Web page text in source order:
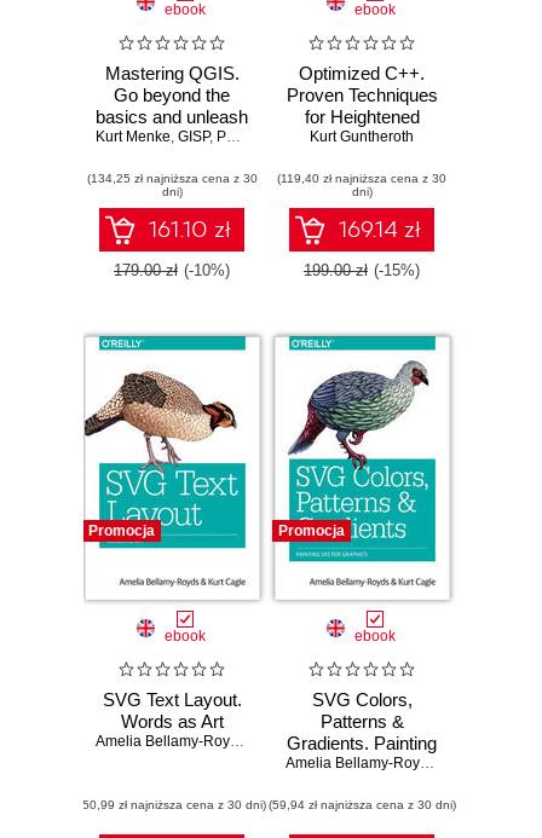
ebook
Mastering QGIS.
Go beyond the
basics and unleash
the full power of
practical, step-by-
step examples -
Second Edition
Kurt Menke, GISP, Paolo Corti Richard Smith Jr.,
(134,25 zł najniższa cena z 30
dni)
161.10 zł
179.00 zł (-10%)
ebook
Optimized C++.
Proven Techniques
for Heightened
Performance
Kurt Guntheroth
(119,40 zł najniższa cena z 30
dni)
169.14 zł
199.00 zł (-15%)
Promocja
ebook
SVG Text Layout.
Words as Art
Amelia Bellamy-Royds Kurt Cagle
(50,99 zł najniższa cena z 30 dni)
Promocja
ebook
SVG Colors,
Patterns &
Gradients. Painting
Vector GraphicsAmelia Bellamy-Royds
(59,94 zł najniższa cena z 30 dni)